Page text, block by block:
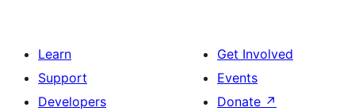
Learn
Support
Developers
Get Involved
Events
Donate ↗